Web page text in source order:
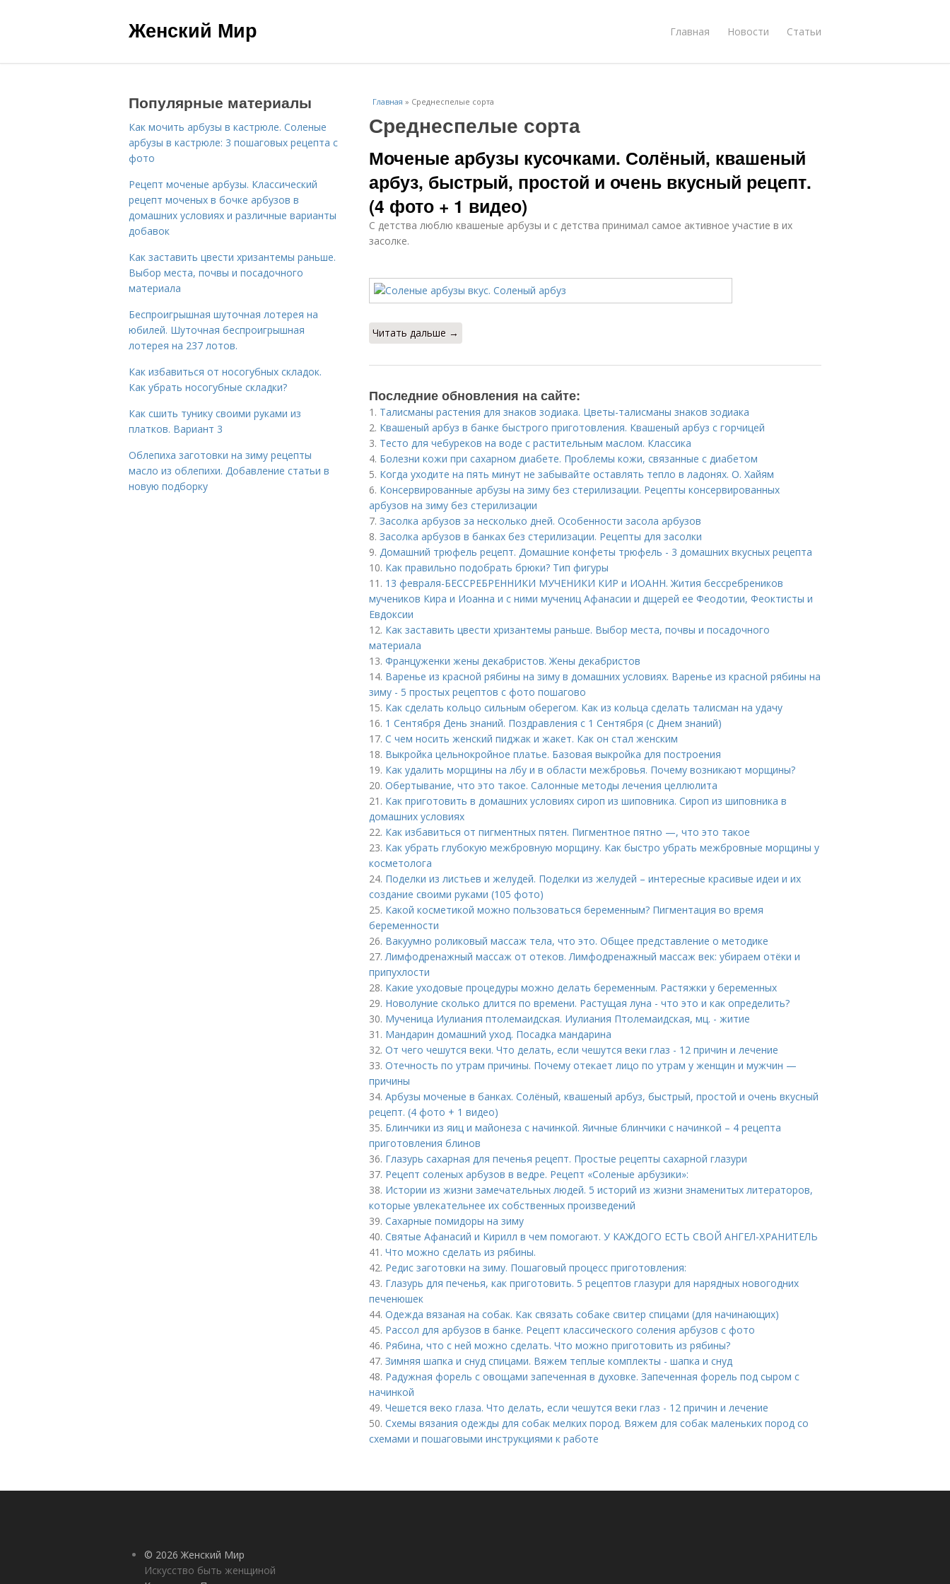
Женский Мир Главная Новости Статьи
Главная » Среднеспелые сорта
Среднеспелые сорта
Моченые арбузы кусочками. Солёный, квашеный
арбуз, быстрый, простой и очень вкусный рецепт.
(4 фото + 1 видео)
С детства люблю квашеные арбузы и с детства принимал самое активное участие в их
засолке.
Читать дальше →
Последние обновления на сайте:
1. Талисманы растения для знаков зодиака. Цветы-талисманы знаков зодиака
2. Квашеный арбуз в банке быстрого приготовления. Квашеный арбуз с горчицей
3. Тесто для чебуреков на воде с растительным маслом. Классика
4. Болезни кожи при сахарном диабете. Проблемы кожи, связанные с диабетом
5. Когда уходите на пять минут не забывайте оставлять тепло в ладонях. О. Хайям
6. Консервированные арбузы на зиму без стерилизации. Рецепты консервированных
арбузов на зиму без стерилизации
7. Засолка арбузов за несколько дней. Особенности засола арбузов
8. Засолка арбузов в банках без стерилизации. Рецепты для засолки
9. Домашний трюфель рецепт. Домашние конфеты трюфель - 3 домашних вкусных рецепта
10. Как правильно подобрать брюки? Тип фигуры
11. 13 февраля-БЕССРЕБРЕННИКИ МУЧЕНИКИ КИР и ИОАНН. Жития бессребреников
мучеников Кира и Иоанна и с ними мучениц Афанасии и дщерей ее Феодотии, Феоктисты и
Евдоксии
12. Как заставить цвести хризантемы раньше. Выбор места, почвы и посадочного
материала
13. Француженки жены декабристов. Жены декабристов
14. Варенье из красной рябины на зиму в домашних условиях. Варенье из красной рябины на
зиму - 5 простых рецептов с фото пошагово
15. Как сделать кольцо сильным оберегом. Как из кольца сделать талисман на удачу
16. 1 Сентября День знаний. Поздравления с 1 Сентября (с Днем знаний)
17. С чем носить женский пиджак и жакет. Как он стал женским
18. Выкройка цельнокройное платье. Базовая выкройка для построения
19. Как удалить морщины на лбу и в области межбровья. Почему возникают морщины?
20. Обертывание, что это такое. Салонные методы лечения целлюлита
21. Как приготовить в домашних условиях сироп из шиповника. Сироп из шиповника в
домашних условиях
22. Как избавиться от пигментных пятен. Пигментное пятно —, что это такое
23. Как убрать глубокую межбровную морщину. Как быстро убрать межбровные морщины у
косметолога
24. Поделки из листьев и желудей. Поделки из желудей – интересные красивые идеи и их
создание своими руками (105 фото)
25. Какой косметикой можно пользоваться беременным? Пигментация во время
беременности
26. Вакуумно роликовый массаж тела, что это. Общее представление о методике
27.Лимфодренажный массаж от отеков. Лимфодренажный массаж век: убираем отёки и
припухлости
28. Какие уходовые процедуры можно делать беременным. Растяжки у беременных
29. Новолуние сколько длится по времени. Растущая луна - что это и как определить?
30. Мученица Иулиания птолемаидская. Иулиания Птолемаидская, мц. - житие
31. Мандарин домашний уход. Посадка мандарина
32. От чего чешутся веки. Что делать, если чешутся веки глаз - 12 причин и лечение
33. Отечность по утрам причины. Почему отекает лицо по утрам у женщин и мужчин —
причины
34. Арбузы моченые в банках. Солёный, квашеный арбуз, быстрый, простой и очень вкусный
рецепт. (4 фото + 1 видео)
35. Блинчики из яиц и майонеза с начинкой. Яичные блинчики с начинкой – 4 рецепта
приготовления блинов
36. Глазурь сахарная для печенья рецепт. Простые рецепты сахарной глазури
37. Рецепт соленых арбузов в ведре. Рецепт «Соленые арбузики»:
38. Истории из жизни замечательных людей. 5 историй из жизни знаменитых литераторов,
которые увлекательнее их собственных произведений
39. Сахарные помидоры на зиму
40. Святые Афанасий и Кирилл в чем помогают. У КАЖДОГО ЕСТЬ СВОЙ АНГЕЛ-ХРАНИТЕЛЬ
41. Что можно сделать из рябины.
42. Редис заготовки на зиму. Пошаговый процесс приготовления:
43. Глазурь для печенья, как приготовить. 5 рецептов глазури для нарядных новогодних
печенюшек
44. Одежда вязаная на собак. Как связать собаке свитер спицами (для начинающих)
45. Рассол для арбузов в банке. Рецепт классического соления арбузов с фото
46. Рябина, что с ней можно сделать. Что можно приготовить из рябины?
47. Зимняя шапка и снуд спицами. Вяжем теплые комплекты - шапка и снуд
48. Радужная форель с овощами запеченная в духовке. Запеченная форель под сыром с
начинкой
49. Чешется веко глаза. Что делать, если чешутся веки глаз - 12 причин и лечение
50. Схемы вязания одежды для собак мелких пород. Вяжем для собак маленьких пород со
схемами и пошаговыми инструкциями к работе
Популярные материалы
Как мочить арбузы в кастрюле. Соленые
арбузы в кастрюле: 3 пошаговых рецепта с
фото
Рецепт моченые арбузы. Классический
рецепт моченых в бочке арбузов в
домашних условиях и различные варианты
добавок
Как заставить цвести хризантемы раньше.
Выбор места, почвы и посадочного
материала
Беспроигрышная шуточная лотерея на
юбилей. Шуточная беспроигрышная
лотерея на 237 лотов.
Как избавиться от носогубных складок.
Как убрать носогубные складки?
Как сшить тунику своими руками из
платков. Вариант 3
Облепиха заготовки на зиму рецепты
масло из облепихи. Добавление статьи в
новую подборку
© 2026 Женский Мир
Искусство быть женщиной